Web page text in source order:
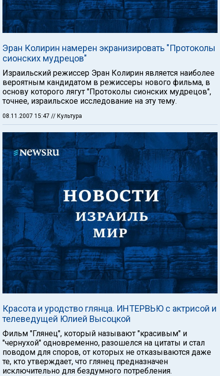
Эран Колирин намерен экранизировать "Протоколы
сионских мудрецов"
Израильский режиссер Эран Колирин является наиболее
вероятным кандидатом в режиссеры нового фильма, в
основу которого лягут "Протоколы сионских мудрецов",
точнее, израильское исследование на эту тему.
08.11.2007 15:47 // Культура
Красота и уродство глянца. ИНТЕРВЬЮ с актрисой и
телеведущей Юлией Высоцкой
Фильм "Глянец", который называют "красивым" и
"чернухой" одновременно, разошелся на цитаты и стал
поводом для споров, от которых не отказываются даже
те, кто утверждает, что глянец предназначен
исключительно для бездумного потребления.